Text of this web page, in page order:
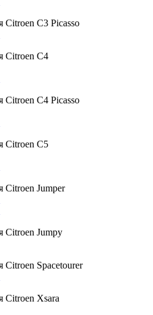
Citroen C3 Picasso
Citroen C4
Citroen C4 Picasso
Citroen C5
Citroen Jumper
Citroen Jumpy
Citroen Spacetourer
Citroen Xsara